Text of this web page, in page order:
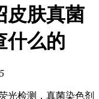
皮肤真菌
什么的
光检测，真菌染色剂